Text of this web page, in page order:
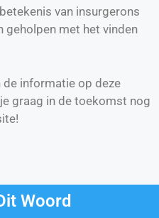
van insurgerons
geholpen met het vinden
informatie op deze
graag in de toekomst nog
Woord